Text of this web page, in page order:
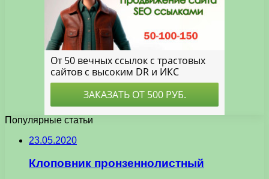
Популярные статьи
23.05.2020
Клоповник пронзеннолистный